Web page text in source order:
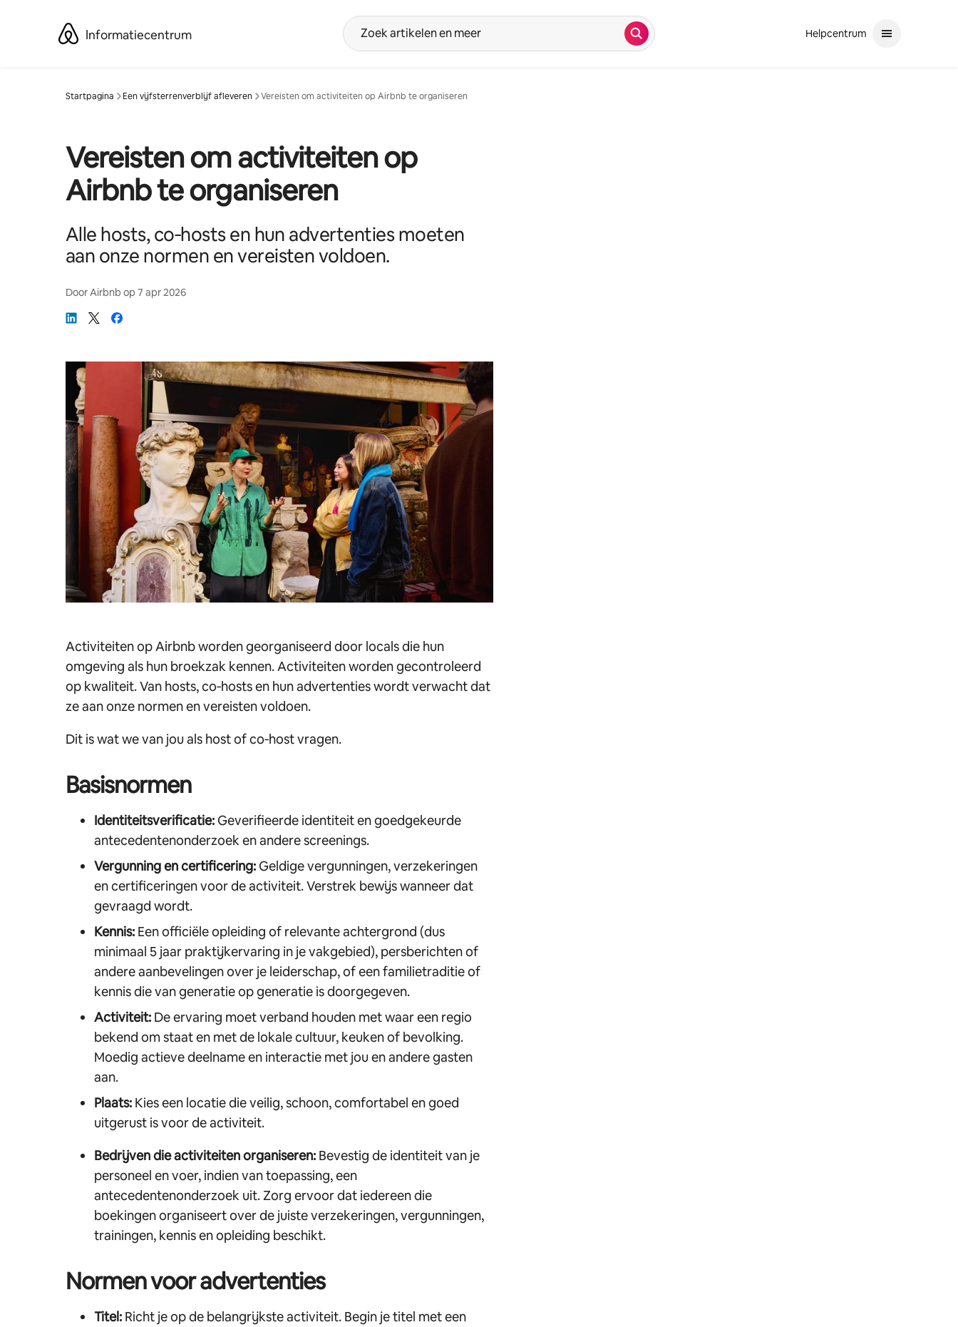
Informatiecentrum Zoeken Helpcentrum
Startpagina Een vijfsterrenverblijf afleveren Vereisten om activiteiten op Airbnb te organiseren
Vereisten om activiteiten op
Airbnb te organiseren
Alle hosts, co‑hosts en hun advertenties moeten
aan onze normen en vereisten voldoen.
DoorAirbnb op 7 apr 2026
Activiteiten op Airbnb worden georganiseerd door locals die hun
omgeving als hun broekzak kennen. Activiteiten worden gecontroleerd
op kwaliteit. Van hosts, co‑hosts en hun advertenties wordt verwacht dat
ze aan onze normen en vereisten voldoen.
Dit is wat we van jou als host of co‑host vragen.
Basisnormen
Identiteitsverificatie: Geverifieerde identiteit en goedgekeurde
antecedentenonderzoek en andere screenings.
Vergunning en certificering: Geldige vergunningen, verzekeringen
en certificeringen voor de activiteit. Verstrek bewijs wanneer dat
gevraagd wordt.
Kennis: Een officiële opleiding of relevante achtergrond (dus
minimaal 5 jaar praktijkervaring in je vakgebied), persberichten of
andere aanbevelingen over je leiderschap, of een familietraditie of
kennis die van generatie op generatie is doorgegeven.
Activiteit: De ervaring moet verband houden met waar een regio
bekend om staat en met de lokale cultuur, keuken of bevolking.
Moedig actieve deelname en interactie met jou en andere gasten
aan.
Plaats: Kies een locatie die veilig, schoon, comfortabel en goed
uitgerust is voor de activiteit.
Bedrijven die activiteiten organiseren: Bevestig de identiteit van je
personeel en voer, indien van toepassing, een
antecedentenonderzoek uit. Zorg ervoor dat iedereen die
boekingen organiseert over de juiste verzekeringen, vergunningen,
trainingen, kennis en opleiding beschikt.
Normen voor advertenties
Titel: Richt je op de belangrijkste activiteit. Begin je titel met een